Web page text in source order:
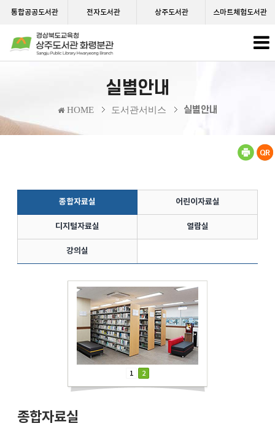
통합공공도서관 전자도서관 상주도서관 스마트체험도서관
실별안내
HOME 도서관서비스 실별안내
종합자료실 어린이자료실
디지털자료실 열람실
강의실
1 2
종합자료실